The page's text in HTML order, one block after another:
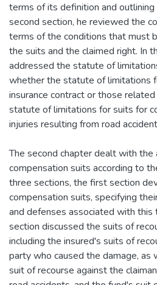
terms of its definition and
second section, he reviewed the
terms of the conditions that must
the suits and the claimed right. In
addressed the statute of
whether the statute of limitations
insurance contract or those
statute of limitations for suits for
injuries resulting from road
The second chapter dealt with the
compensation suits according to
three sections, the first section
compensation suits, specifying
and defenses associated with this
section discussed the suits of
including the insured's suits of
party who caused the damage, as
suit of recourse against the